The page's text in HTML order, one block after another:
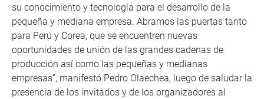
su conocimiento y tecnología para el desarrollo de la
pequeña y mediana empresa. Abramos las puertas tanto
para Perú y Corea, que se encuentren nuevas
oportunidades de unión de las grandes cadenas de
producción así como las pequeñas y medianas
empresas”, manifestó Pedro Olaechea, luego de saludar la
presencia de los invitados y de los organizadores al